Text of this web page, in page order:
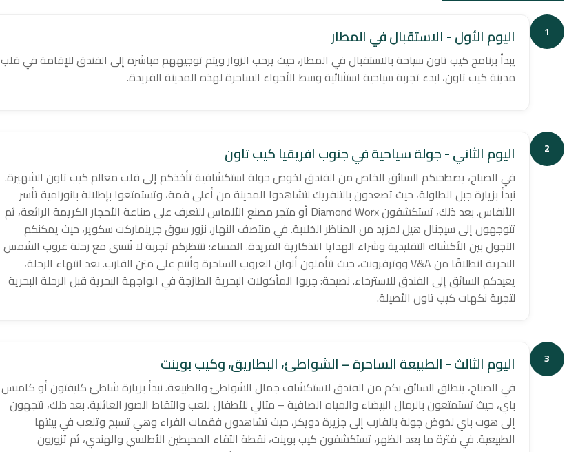
1 اليوم الأول - الاستقبال في المطار
يبدأ برنامج كيب تاون سياحة بالاستقبال في المطار، حيث يرحب الزوار ويتم توجيههم مباشرة إلى الفندق للإقامة في قلب
مدينة كيب تاون، لبدء تجربة سياحية استثنائية وسط الأجواء الساحرة لهذه المدينة الفريدة.
2 اليوم الثاني - جولة سياحية في جنوب افريقيا كيب تاون
في الصباح، يصطحبكم السائق الخاص من الفندق لخوض جولة استكشافية تأخذكم إلى قلب معالم كيب تاون الشهيرة.
نبدأ بزيارة جبل الطاولة، حيث تصعدون بالتلفريك لتشاهدوا المدينة من أعلى قمة، وتستمتعوا بإطلالة بانورامية تأسر
الأنفاس. بعد ذلك، تستكشفون Diamond Worx أو متجر مصنع الألماس للتعرف على صناعة الأحجار الكريمة الرائعة، ثم
تتوجهون إلى سيجنال هيل لمزيد من المناظر الخلابة. في منتصف النهار، نزور سوق جرينماركت سكوير، حيث يمكنكم
التجول بين الأكشاك التقليدية وشراء الهدايا التذكارية الفريدة. المساء: تنتظركم تجربة لا تُنسى مع رحلة غروب الشمس
البحرية انطلاقًا من V&A ووترفرونت، حيث تتأملون ألوان الغروب الساحرة وأنتم على متن القارب. بعد انتهاء الرحلة،
يعيدكم السائق إلى الفندق للاسترخاء. نصيحة: جربوا المأكولات البحرية الطازجة في الواجهة البحرية قبل الرحلة البحرية
لتجربة نكهات كيب تاون الأصيلة.
3 اليوم الثالث - الطبيعة الساحرة – الشواطئ، البطاريق، وكيب بوينت
في الصباح، ينطلق السائق بكم من الفندق لاستكشاف جمال الشواطئ والطبيعة. نبدأ بزيارة شاطئ كليفتون أو كامبس
باي، حيث تستمتعون بالرمال البيضاء والمياه الصافية – مثالي للأطفال للعب والتقاط الصور العائلية. بعد ذلك، تتجهون
إلى هوت باي لخوض جولة بالقارب إلى جزيرة دويكر، حيث تشاهدون فقمات الفراء وهي تسبح وتلعب في بيئتها
الطبيعية. في فترة ما بعد الظهر، تستكشفون كيب بوينت، نقطة التقاء المحيطين الأطلسي والهندي، ثم تزورون